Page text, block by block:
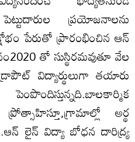
ప్రయోజనాలను
పేరుతో ప్రారంభించిన ఆన్
తో సుస్థిరమవుతూ వేల
విద్యార్థులుగా తయారు
అర్థ
లైన్ విద్యా బోధన దారిద్య్ర